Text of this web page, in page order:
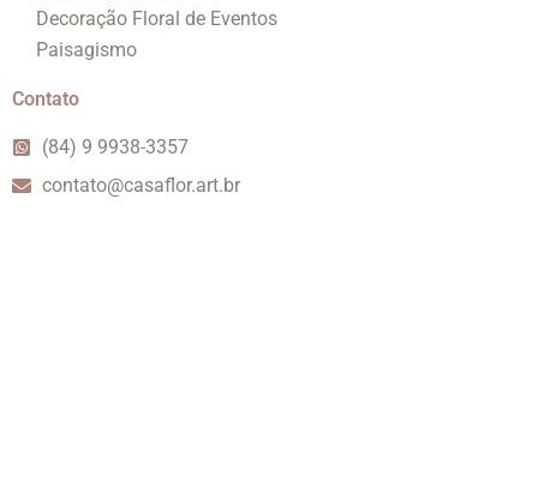
Decoração Floral de Eventos
Paisagismo
Contato
(84) 9 9938-3357
contato@casaflor.art.br